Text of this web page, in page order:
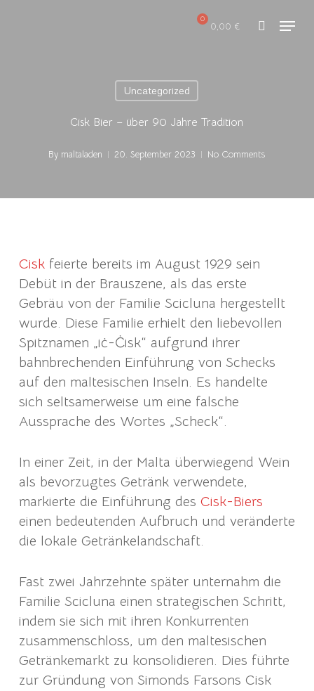
0,00 € search
Menu
Uncategorized
Cisk Bier – über 90 Jahre Tradition
By maltaladen 20. September 2023 No Comments
Ciskfeierte bereits im August 1929 sein
Debüt in der Brauszene, als das erste
Gebräu von der Familie Scicluna hergestellt
wurde. Diese Familie erhielt den liebevollen
Spitznamen „iċ-Ċisk“ aufgrund ihrer
bahnbrechenden Einführung von Schecks
auf den maltesischen Inseln. Es handelte
sich seltsamerweise um eine falsche
Aussprache des Wortes „Scheck“.
In einer Zeit, in der Malta überwiegend Wein
als bevorzugtes Getränk verwendete,
markierte die Einführung des Cisk-Biers
einen bedeutenden Aufbruch und veränderte
die lokale Getränkelandschaft.
Fast zwei Jahrzehnte später unternahm die
Familie Scicluna einen strategischen Schritt,
indem sie sich mit ihren Konkurrenten
zusammenschloss, um den maltesischen
Getränkemarkt zu konsolidieren. Dies führte
zur Gründung von Simonds Farsons Cisk